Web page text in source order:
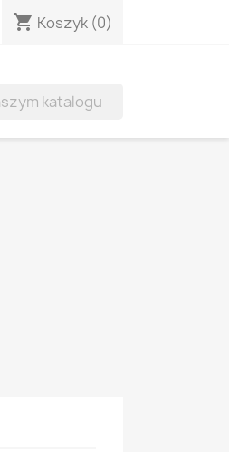
shopping_cart Koszyk (0)